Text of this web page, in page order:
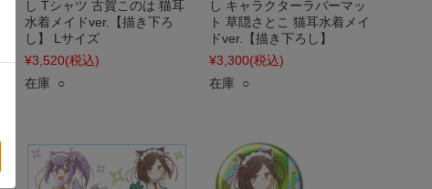
し Tシャツ 古賀このは 猫耳
水着メイドver.【描き下ろ
し】 Lサイズ
¥3,520(税込)
在庫 ○
し キャラクターラバーマッ
ト 草隠さとこ 猫耳水着メイ
ドver.【描き下ろし】
¥3,300(税込)
在庫 ○